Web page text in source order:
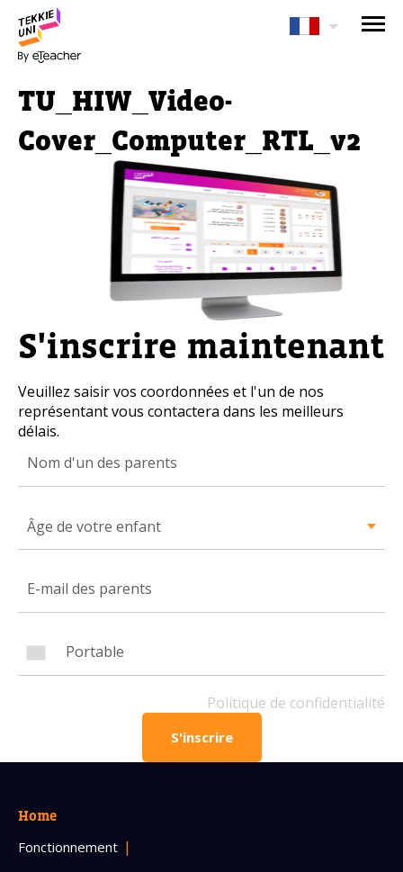
TU_HIW_Video-
Cover_Computer_RTL_v2
S'inscrire maintenant
Veuillez saisir vos coordonnées et l'un de nos
représentant vous contactera dans les meilleurs
délais.
Âge de votre enfant
Politique de confidentialité
S'inscrire
Home
Fonctionnement
Avez-vous besoin d'aide pour
Laissez vos coordonnées et nous vous
contacterons sous peu.
Nom complet d'un parent
Âge de votre enfant
Âge de votre enfant
E-mail des parents
Numéro de téléphone portable
Politique de confidentialité